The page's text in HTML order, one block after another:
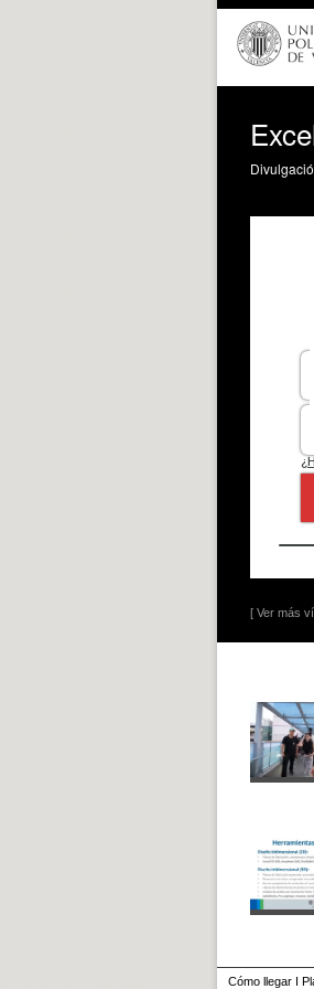
[ Ver más
Cómo llegar I